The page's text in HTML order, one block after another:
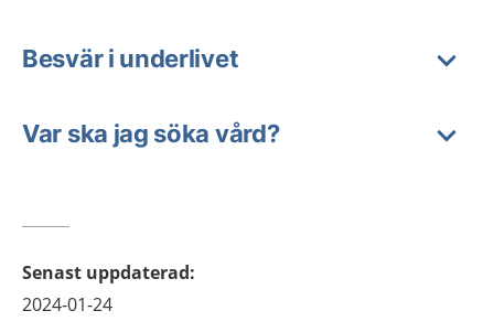
Besvär i underlivet
Var ska jag söka vård?
Senast uppdaterad:
2024-01-24